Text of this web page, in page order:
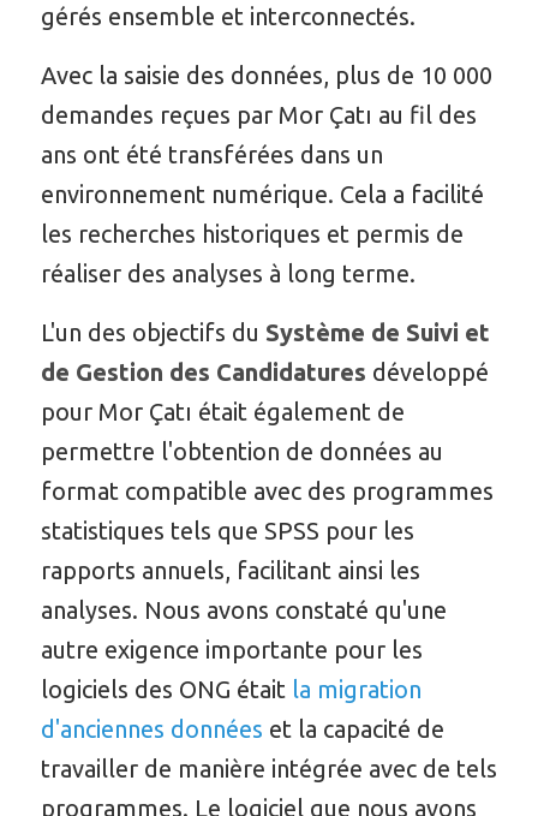
gérés ensemble et interconnectés.
Avec la saisie des données, plus de 10 000
demandes reçues par Mor Çatı au fil des
ans ont été transférées dans un
environnement numérique. Cela a facilité
les recherches historiques et permis de
réaliser des analyses à long terme.
L'un des objectifs du Système de Suivi et
de Gestion des Candidatures développé
pour Mor Çatı était également de
permettre l'obtention de données au
format compatible avec des programmes
statistiques tels que SPSS pour les
rapports annuels, facilitant ainsi les
analyses. Nous avons constaté qu'une
autre exigence importante pour les
logiciels des ONG était la migration
d'anciennes données et la capacité de
travailler de manière intégrée avec de tels
programmes. Le logiciel que nous avons